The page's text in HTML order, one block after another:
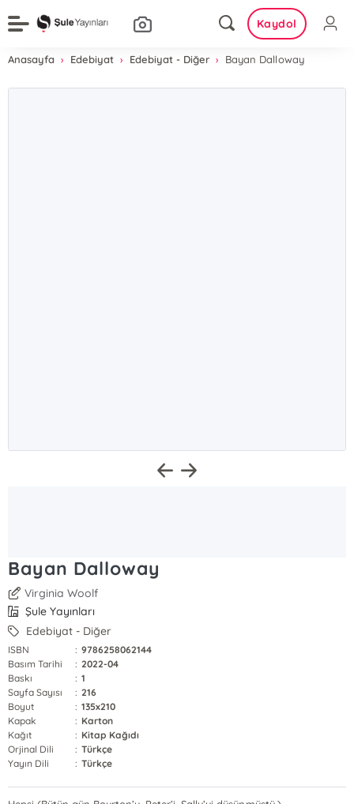
Kaydol
Anasayfa Edebiyat Edebiyat - Diğer Bayan Dalloway
Bayan Dalloway
Virginia Woolf
Şule Yayınları
Edebiyat - Diğer
ISBN : 9786258062144
Basım Tarihi
: 2022-04
Baskı
: 1
Sayfa Sayısı
: 216
Boyut
: 135x210
Kapak
: Karton
Kağıt
: Kitap Kağıdı
Orjinal Dili
: Türkçe
Yayın Dili
: Türkçe